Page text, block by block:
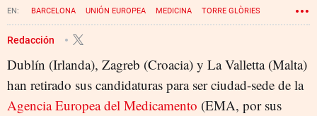
BARCELONA UNIÓN EUROPEA MEDICINA TORRE GLÒRIES
GLÒRIES AGENCIA EUROPEA DEL MEDICAMENTO
Redacción
Dublín (Irlanda), Zagreb (Croacia) y La Valletta (Malta)
han retirado sus candidaturas para ser ciudad-sede de la
Agencia Europea del Medicamento (EMA, por sus